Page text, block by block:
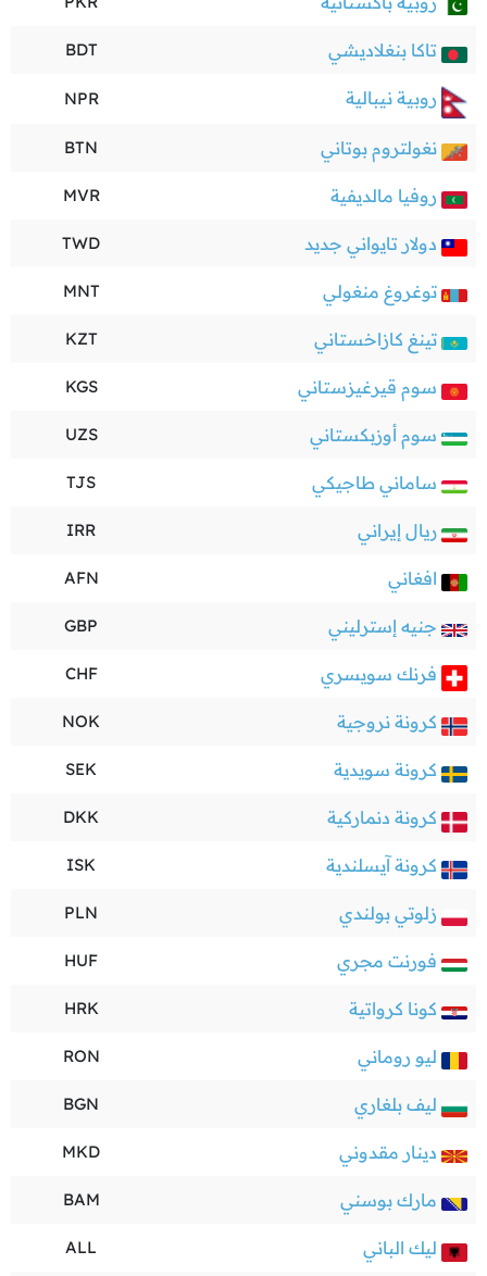
تاكا بنغلاديشي BDT
روبية نيبالية NPR
نغولتروم بوتاني BTN
روفيا مالديفية MVR
دولار تايواني جديد TWD
توغروغ منغولي MNT
تينغ كازاخستاني KZT
سوم قيرغيزستاني KGS
سوم أوزبكستاني UZS
ساماني طاجيكي TJS
ريال إيراني IRR
افغاني AFN
جنيه إسترليني GBP
فرنك سويسري CHF
كرونة نروجية NOK
كرونة سويدية SEK
كرونة دنماركية DKK
كرونة آيسلندية ISK
زلوتي بولندي PLN
فورنت مجري HUF
كونا كرواتية HRK
ليو روماني RON
ليف بلغاري BGN
دينار مقدوني MKD
مارك بوسني BAM
ليك الباني ALL